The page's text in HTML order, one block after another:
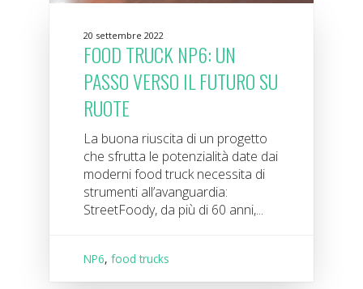
20 settembre 2022
FOOD TRUCK NP6: UN
PASSO VERSO IL FUTURO SU
RUOTE
La buona riuscita di un progetto
che sfrutta le potenzialità date dai
moderni food truck necessita di
strumenti all’avanguardia:
StreetFoody, da più di 60 anni,...
NP6,food trucks